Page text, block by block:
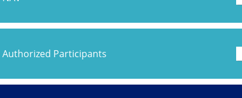
Authorized Participants